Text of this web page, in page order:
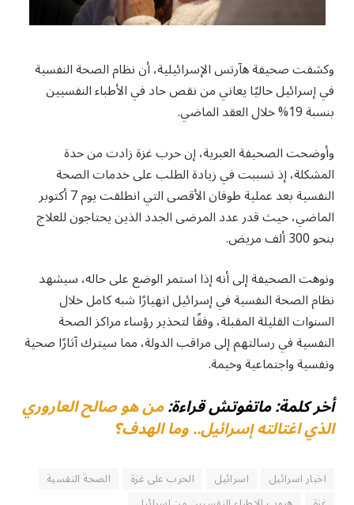
وكشفت صحيفة هآرتس الإسرائيلية، أن نظام الصحة النفسية
في إسرائيل حاليًا يعاني من نقص حاد في الأطباء النفسيين
بنسبة 19% خلال العقد الماضي.
وأوضحت الصحيفة العبرية، إن حرب غزة زادت من حدة
المشكلة، إذ تسببت في زيادة الطلب على خدمات الصحة
النفسية بعد عملية طوفان الأقصى التي انطلقت يوم 7 أكتوبر
الماضي، حيث قدر عدد المرضى الجدد الذين يحتاجون للعلاج
بنحو 300 ألف مريض.
ونوهت الصحيفة إلى أنه إذا استمر الوضع على حاله، سيشهد
نظام الصحة النفسية في إسرائيل انهيارًا شبه كامل خلال
السنوات القليلة المقبلة، وفقًا لتحذير رؤساء مراكز الصحة
النفسية في رسالتهم إلى مراقب الدولة، مما سيترك آثارًا صحية
ونفسية واجتماعية وخيمة.
أخر كلمة: ماتفوتش قراءة:من هو صالح العاروري
الذي اغتالته إسرائيل.. وما الهدف؟
اخبار اسرائيل اسرائيل الحرب على غزة
الصحة النفسية